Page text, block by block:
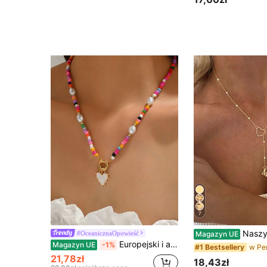
#OceanicznaOpowieść
Magazyn UE -1% Europejski i amerykański ręcznie robiony kolorowy naszyjnik z koralików i imitacji pereł w kształcie serca, damski dodatek na plażową imprezę
21,78zł
7
Magazyn UE Naszyjnik z wisiorkiem w kształcie serca "Elegance" ze stali nierdzewnej platerowanej 18-karatowym złotem, minimalistyczny naszyjnik
#1 Bestsellery
18,43zł